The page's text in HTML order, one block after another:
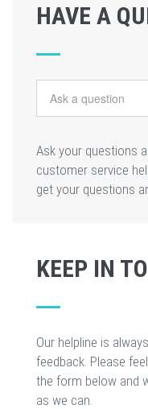
HAVE A
Ask your questions
customer service
get your questions
KEEP IN
Our helpline is
feedback. Please
the form below and
as we can.